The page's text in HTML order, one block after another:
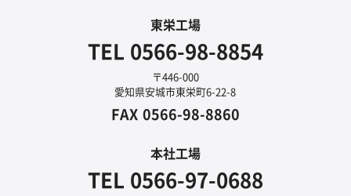
東栄工場
TEL 0566-98-8854
〒446-000
愛知県安城市東栄町6-22-8
FAX 0566-98-8860
本社工場
TEL 0566-97-0688